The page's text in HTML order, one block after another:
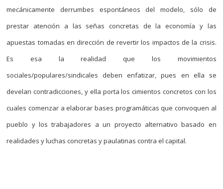
mecánicamente derrumbes espontáneos del modelo, sólo de
prestar atención a las señas concretas de la economía y las
apuestas tomadas en dirección de revertir los impactos de la crisis.
Es esa la realidad que los movimientos
sociales/populares/sindicales deben enfatizar, pues en ella se
develan contradicciones, y ella porta los cimientos concretos con los
cuales comenzar a elaborar bases programáticas que convoquen al
pueblo y los trabajadores a un proyecto alternativo basado en
realidades y luchas concretas y paulatinas contra el capital.